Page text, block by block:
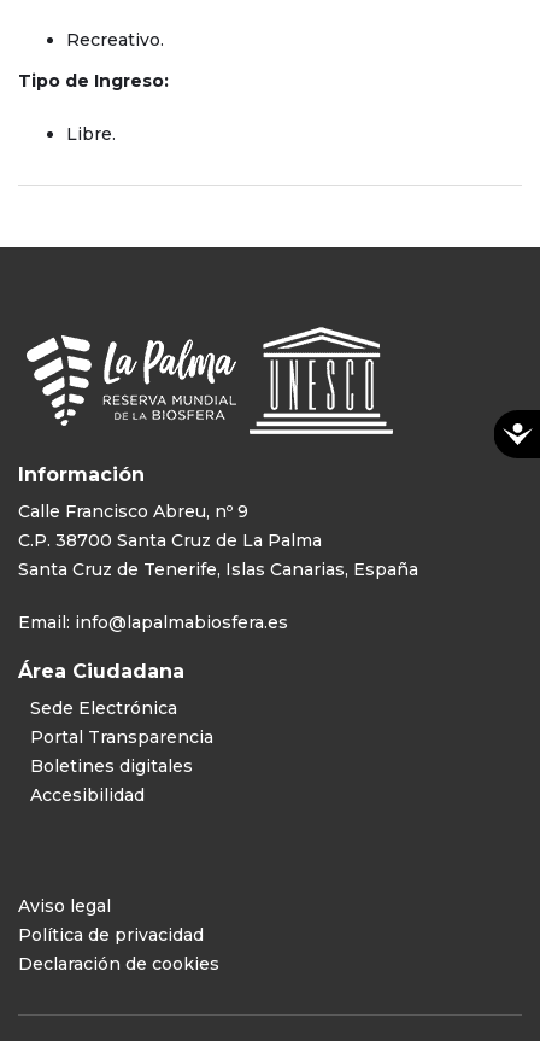
Recreativo.
Tipo de Ingreso:
Libre.
Información
Calle Francisco Abreu, nº 9
C.P. 38700 Santa Cruz de La Palma
Santa Cruz de Tenerife, Islas Canarias, España
Email: info@lapalmabiosfera.es
Área Ciudadana
Sede Electrónica
Portal Transparencia
Boletines digitales
Accesibilidad
Aviso legal
Política de privacidad
Declaración de cookies